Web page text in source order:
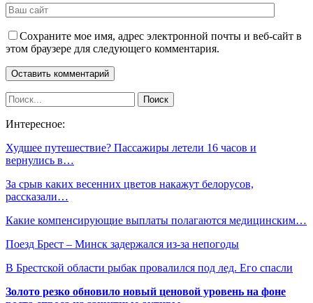
Сохраните мое имя, адрес электронной почты и веб-сайт в
этом браузере для следующего комментария.
Интересное:
Худшее путешествие? Пассажиры летели 16 часов и
вернулись в…
За срыв каких весенних цветов накажут белорусов,
рассказали…
Какие компенсирующие выплаты полагаются медицинским…
Поезд Брест – Минск задержался из-за непогоды
В Брестской области рыбак провалился под лед. Его спасли
Золото резко обновило новый ценовой уровень на фоне